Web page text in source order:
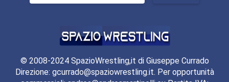
© 2008-2024 SpazioWrestling,it di Giuseppe Currado
Direzione: gcurrado@spaziowrestling.it. Per opportunità